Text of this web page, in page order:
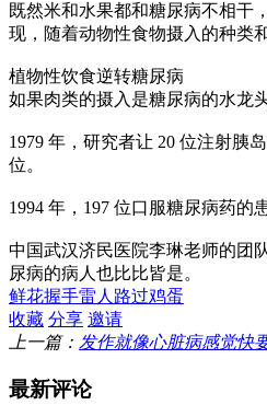
既然米和水果都和糖尿病不相干
现，随着动物性食物摄入的种类
植物性饮食逆转糖尿病
如果肉类的摄入是糖尿病的水龙
1979 年，研究者让 20 位注射胰
位。
1994 年，197 位口服糖尿病药的
中国武汉济民医院李琳老师的团
尿病的病人也比比皆是。
鲜花握手雷人 路过鸡蛋
收藏 分享 邀请
上一篇： 发作就像心脏病感觉快
最新评论